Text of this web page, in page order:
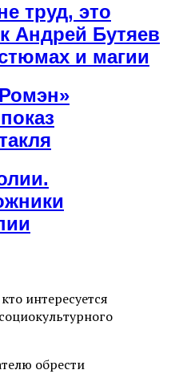
труд, это
Андрей Бутяев
и магии
интересуется
обрести